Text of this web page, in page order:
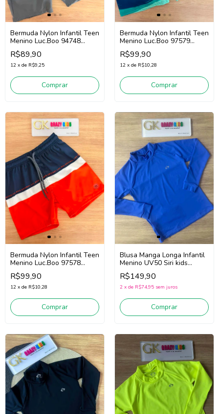
Bermuda Nylon Infantil Teen
Menino Luc.Boo 94748
(Cinza Escuro)
R$89,90
12 x de R$9,25
Comprar
Bermuda Nylon Infantil Teen
Menino Luc.Boo 97579
(Marinho/Verde)
R$99,90
12 x de R$10,28
Comprar
Bermuda Nylon Infantil Teen
Menino Luc.Boo 97578
(Marinho/Vermelho)
R$99,90
12 x de R$10,28
Comprar
Blusa Manga Longa Infantil
Menino UV50 Siri kids
Oceano 40250 (Azul)
R$149,90
2 x de R$74,95 sem juros
Comprar